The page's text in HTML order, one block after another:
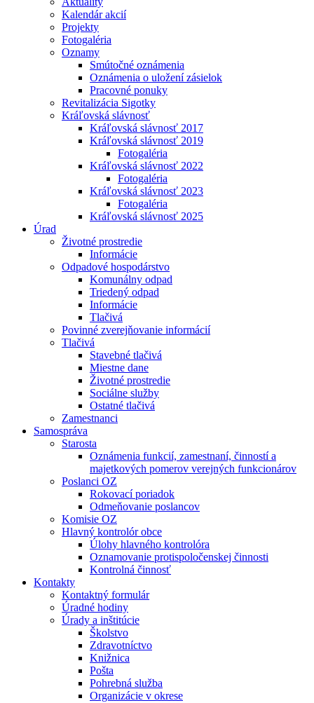
Kalendár akcií
Projekty
Fotogaléria
Oznamy
Smútočné oznámenia
Oznámenia o uložení zásielok
Pracovné ponuky
Revitalizácia Sigotky
Kráľovská slávnosť
Kráľovská slávnosť 2017
Kráľovská slávnosť 2019
Fotogaléria
Kráľovská slávnosť 2022
Fotogaléria
Kráľovská slávnosť 2023
Fotogaléria
Kráľovská slávnosť 2025
Úrad
Životné prostredie
Informácie
Odpadové hospodárstvo
Komunálny odpad
Triedený odpad
Informácie
Tlačivá
Povinné zverejňovanie informácií
Tlačivá
Stavebné tlačivá
Miestne dane
Životné prostredie
Sociálne služby
Ostatné tlačivá
Zamestnanci
Samospráva
Starosta
Oznámenia funkcií, zamestnaní, činností a
majetkových pomerov verejných funkcionárov
Poslanci OZ
Rokovací poriadok
Odmeňovanie poslancov
Komisie OZ
Hlavný kontrolór obce
Úlohy hlavného kontrolóra
Oznamovanie protispoločenskej činnosti
Kontrolná činnosť
Kontakty
Kontaktný formulár
Úradné hodiny
Úrady a inštitúcie
Školstvo
Zdravotníctvo
Knižnica
Pošta
Pohrebná služba
Organizácie v okrese